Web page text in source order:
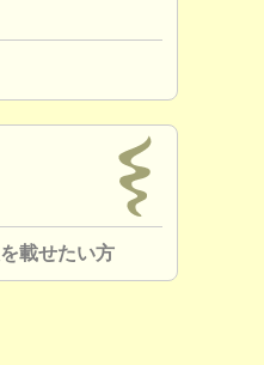
載せたい方